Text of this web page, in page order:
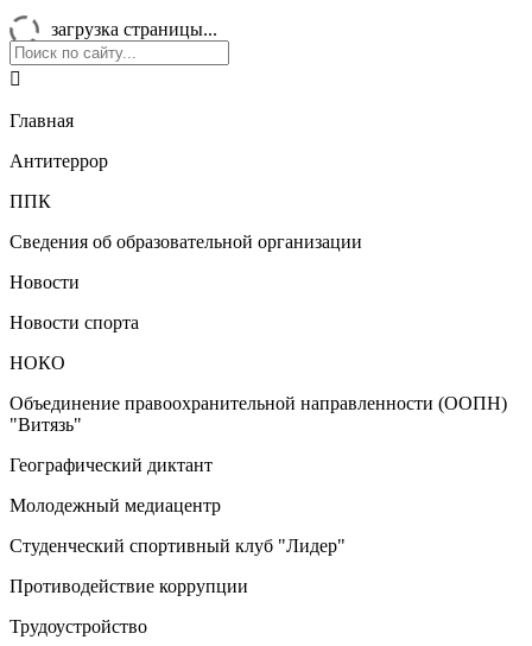
загрузка страницы...

Главная
Антитеррор
ППК
Сведения об образовательной организации
Новости
Новости спорта
НОКО
Объединение правоохранительной направленности (ООПН)
"Витязь"
Географический диктант
Молодежный медиацентр
Студенческий спортивный клуб "Лидер"
Противодействие коррупции
Трудоустройство